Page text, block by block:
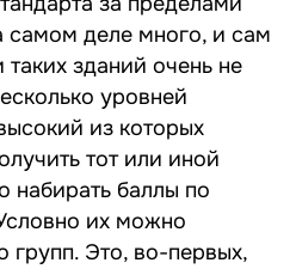
самом деле много, и сам
зданий очень не
уровней
из которых
тот или иной
набирать баллы по
их можно
групп. Это, во-первых,